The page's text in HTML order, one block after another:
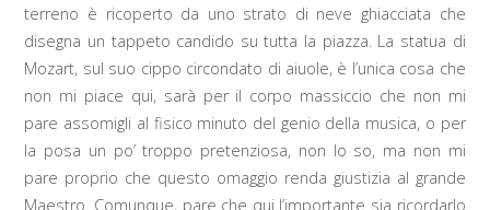
terreno è ricoperto da uno strato di neve ghiacciata che
disegna un tappeto candido su tutta la piazza. La statua di
Mozart, sul suo cippo circondato di aiuole, è l’unica cosa che
non mi piace qui, sarà per il corpo massiccio che non mi
pare assomigli al fisico minuto del genio della musica, o per
la posa un po’ troppo pretenziosa, non lo so, ma non mi
pare proprio che questo omaggio renda giustizia al grande
Maestro. Comunque, pare che qui l’importante sia ricordarlo